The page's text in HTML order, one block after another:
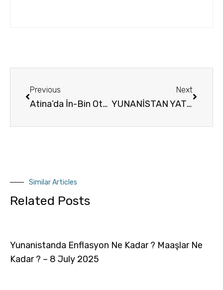
Previous
Atina’da İn-Bin Otobüs Turları (Hop-on Hop-off)
Next
YUNANİSTAN YAT LİMANLARI
Similar Articles
Related Posts
Yunanistanda Enflasyon Ne Kadar ? Maaşlar Ne
Kadar ? – 8 July 2025